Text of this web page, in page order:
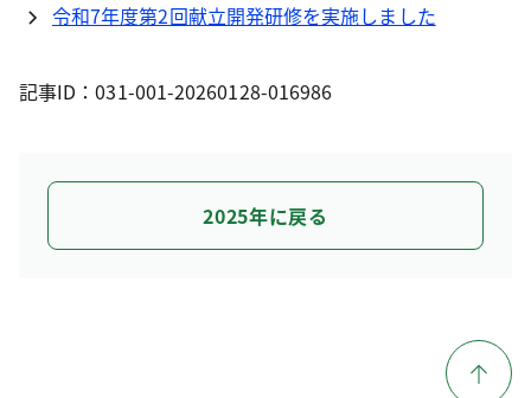
令和7年度第2回献立開発研修を実施しました
記事ID：031-001-20260128-016986
2025年に戻る